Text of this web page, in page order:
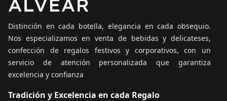
Distinción en cada botella, elegancia en cada obsequio.
Nos especializamos en venta de bebidas y delicateses,
confección de regalos festivos y corporativos, con un
servicio de atención personalizada que garantiza
excelencia y confianza
Tradición y Excelencia en cada Regalo